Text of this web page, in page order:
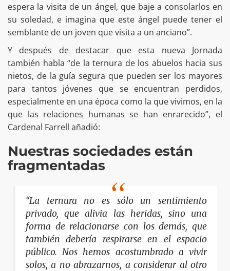
espera la visita de un ángel, que baje a consolarlos en
su soledad, e imagina que este ángel puede tener el
semblante de un joven que visita a un anciano”.
Y después de destacar que esta nueva Jornada
también habla “de la ternura de los abuelos hacia sus
nietos, de la guía segura que pueden ser los mayores
para tantos jóvenes que se encuentran perdidos,
especialmente en una época como la que vivimos, en la
que las relaciones humanas se han enrarecido”, el
Cardenal Farrell añadió:
Nuestras sociedades están
fragmentadas
“La ternura no es sólo un sentimiento
privado, que alivia las heridas, sino una
forma de relacionarse con los demás, que
también debería respirarse en el espacio
público. Nos hemos acostumbrado a vivir
solos, a no abrazarnos, a considerar al otro